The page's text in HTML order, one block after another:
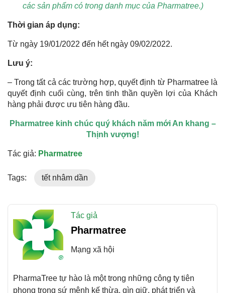
các sản phẩm có trong danh mục của Pharmatree.)
Thời gian áp dụng:
Từ ngày 19/01/2022 đến hết ngày 09/02/2022.
Lưu ý:
– Trong tất cả các trường hợp, quyết định từ Pharmatree là
quyết định cuối cùng, trên tinh thần quyền lợi của Khách
hàng phải được ưu tiên hàng đầu.
Pharmatree kinh chúc quý khách năm mới An khang –
Thịnh vượng!
Tác giả: Pharmatree
Tags: tết nhâm dần
Tác giả
Pharmatree
Mạng xã hội
PharmaTree tự hào là một trong những công ty tiên
phong trong sứ mệnh kế thừa, gìn giữ, phát triển và